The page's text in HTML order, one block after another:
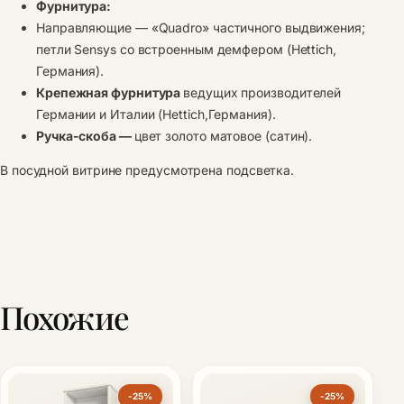
Фурнитура:
Направляющие — «Quadro» частичного выдвижения;
петли Sensys со встроенным демфером (Hettich,
Германия).
Крепежная фурнитура ведущих производителей
Германии и Италии (Hettiсh,Германия).
Ручка-скоба — цвет золото матовое (сатин).
В посудной витрине предусмотрена подсветка.
Похожие
-25% -25%